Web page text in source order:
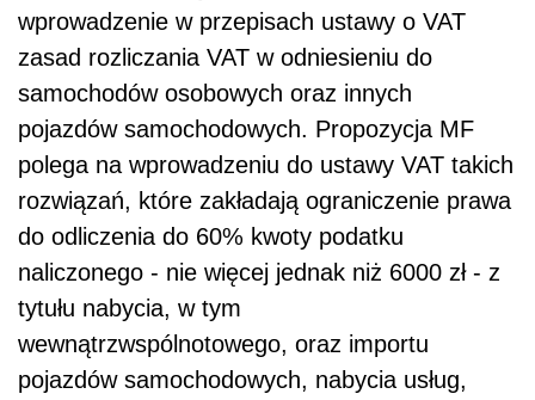
wprowadzenie w przepisach ustawy o VAT
zasad rozliczania VAT w odniesieniu do
samochodów osobowych oraz innych
pojazdów samochodowych. Propozycja MF
polega na wprowadzeniu do ustawy VAT takich
rozwiązań, które zakładają ograniczenie prawa
do odliczenia do 60% kwoty podatku
naliczonego - nie więcej jednak niż 6000 zł - z
tytułu nabycia, w tym
wewnątrzwspólnotowego, oraz importu
pojazdów samochodowych, nabycia usług,